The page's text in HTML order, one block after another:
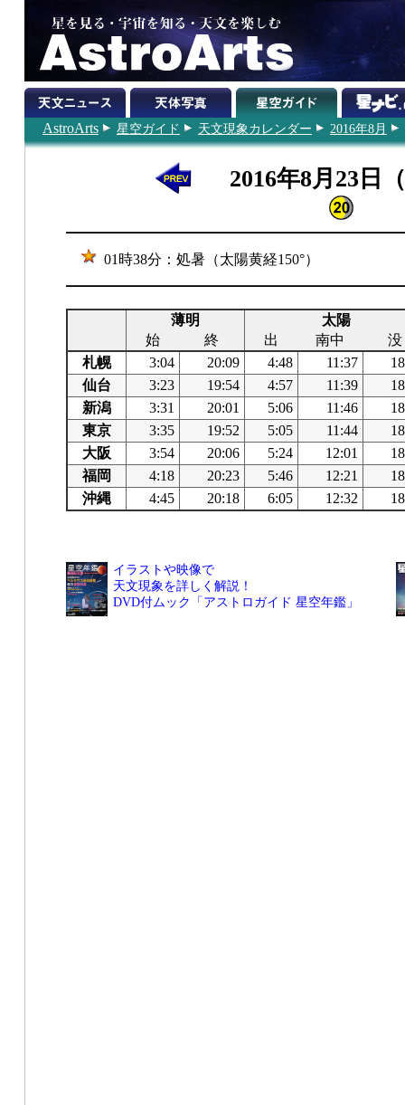
AstroArts 星空ガイド 天文現象カレンダー 2016年8月
2016年8月23日
01時38分：処暑（太陽黄経150°）
薄明
太陽
始
終 出 南中
没
札幌
3:04 20:09 4:48 11:37
仙台
3:23 19:54 4:57 11:39
新潟
3:31 20:01 5:06 11:46
東京
3:35 19:52 5:05 11:44
大阪
3:54 20:06 5:24 12:01
福岡
4:18 20:23 5:46 12:21
沖縄
4:45 20:18 6:05 12:32
イラストや映像で
天文現象を詳しく解説！
DVD付ムック「アストロガイド 星空年鑑」